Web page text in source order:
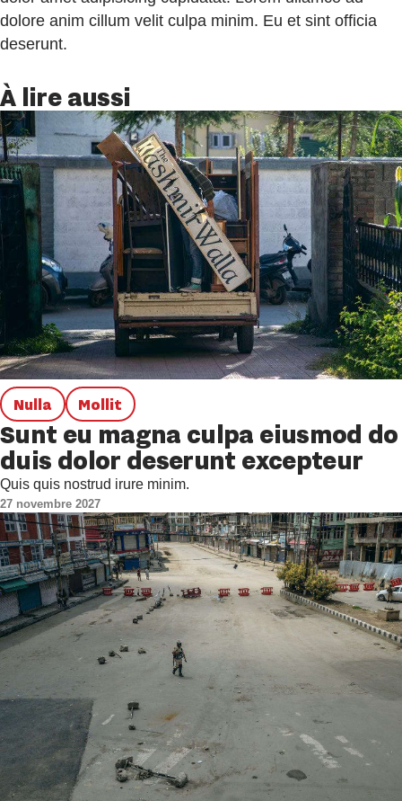
dolore anim cillum velit culpa minim. Eu et sint officia
deserunt.
À lire aussi
Nulla Mollit
Sunt eu magna culpa eiusmod do
duis dolor deserunt excepteur
Quis quis nostrud irure minim.
27 novembre 2027